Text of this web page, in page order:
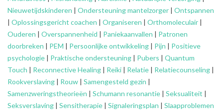
Nieuwetijdskinderen | Ondersteuningmantelzorger | Ontspannen
| Oplossingsgericht coachen | Organiseren | Orthomoleculair |
Ouderen | Overspannenheid | Paniekaanvallen | Patronen
doorbreken | PEM | Persoonlijke ontwikkeling | Pijn | Positieve
psychologie | Praktische ondersteuning | Pubers | Quantum
Touch | Reconnective Healing | Reiki | Relatie | Relatiecounseling |
Rookverslaving | Rouw | Samengesteld gezin |
Samenzweringstheorieën | Schumann resonantie | Seksualiteit |
Seksverslaving | Sensitherapie | Signaleringsplan | Slaapproblemen